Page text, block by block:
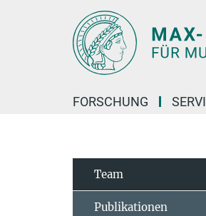
FORSCHUNG
Team
Publikationen